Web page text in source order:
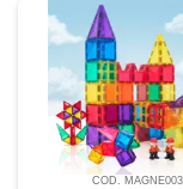
COD. MAGNE003